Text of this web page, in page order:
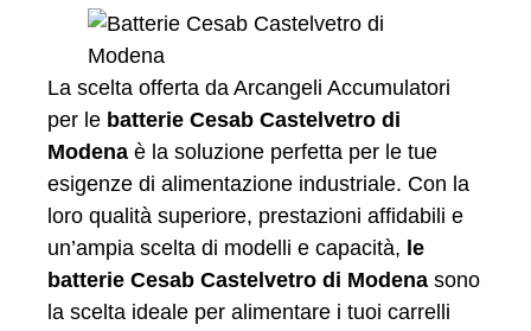
La scelta offerta da Arcangeli Accumulatori
per le batterie Cesab Castelvetro di
Modena è la soluzione perfetta per le tue
esigenze di alimentazione industriale. Con la
loro qualità superiore, prestazioni affidabili e
un’ampia scelta di modelli e capacità, le
batterie Cesab Castelvetro di Modena sono
la scelta ideale per alimentare i tuoi carrelli